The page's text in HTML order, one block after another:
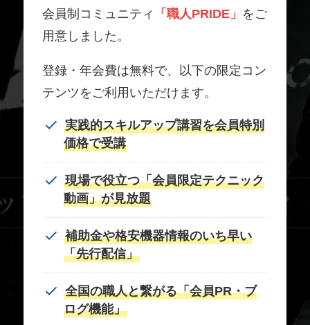
会員制コミュニティ
「職人PRIDE」 をご
用意しました。
登録・年会費は無料で、以下の限定コン
テンツをご利用いただけます。
実践的スキルアップ講習を会員特別
価格で受講
現場で役立つ「会員限定テクニック
動画」が見放題
補助金や格安機器情報のいち早い
「先行配信」
全国の職人と繋がる「会員PR・ブ
ログ機能」